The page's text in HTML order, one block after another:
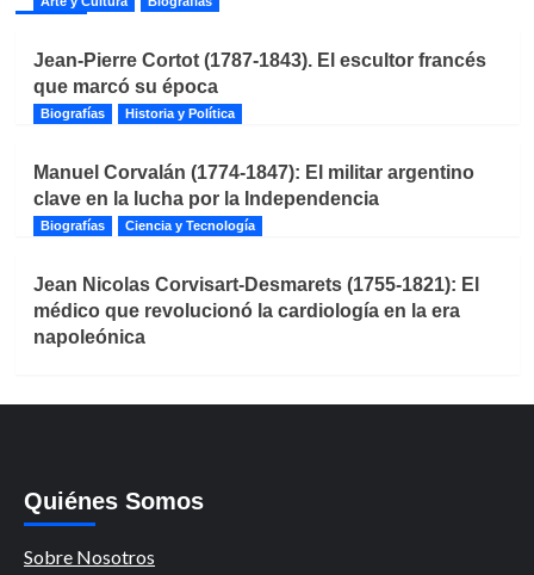
Jean-Pierre Cortot (1787-1843). El escultor francés
que marcó su época
Biografías Historia y Política
Manuel Corvalán (1774-1847): El militar argentino
clave en la lucha por la Independencia
Biografías Ciencia y Tecnología
Jean Nicolas Corvisart-Desmarets (1755-1821): El
médico que revolucionó la cardiología en la era
napoleónica
Quiénes Somos
Sobre Nosotros